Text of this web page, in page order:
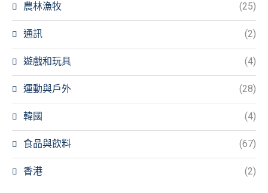
農林漁牧 (25)
通訊 (2)
遊戲和玩具 (4)
運動與戶外 (28)
韓國 (4)
食品與飲料 (67)
香港 (2)